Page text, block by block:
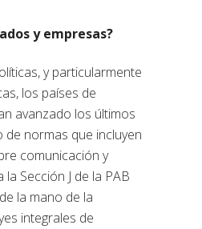
y empresas?
y particularmente
los países de
avanzado los últimos
de normas que incluyen
comunicación y
Sección J de la PAB
la mano de la
integrales de